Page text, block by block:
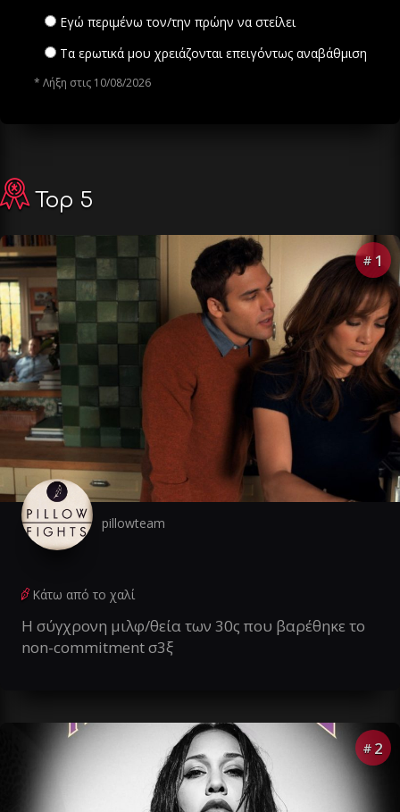
Εγώ περιμένω τον/την πρώην να στείλει
Τα ερωτικά μου χρειάζονται επειγόντως αναβάθμιση
* Λήξη στις 10/08/2026
Top 5
# 1
pillowteam
Κάτω από το χαλί
Η σύγχρονη μιλφ/θεία των 30ς που βαρέθηκε το
non-commitment σ3ξ
# 2